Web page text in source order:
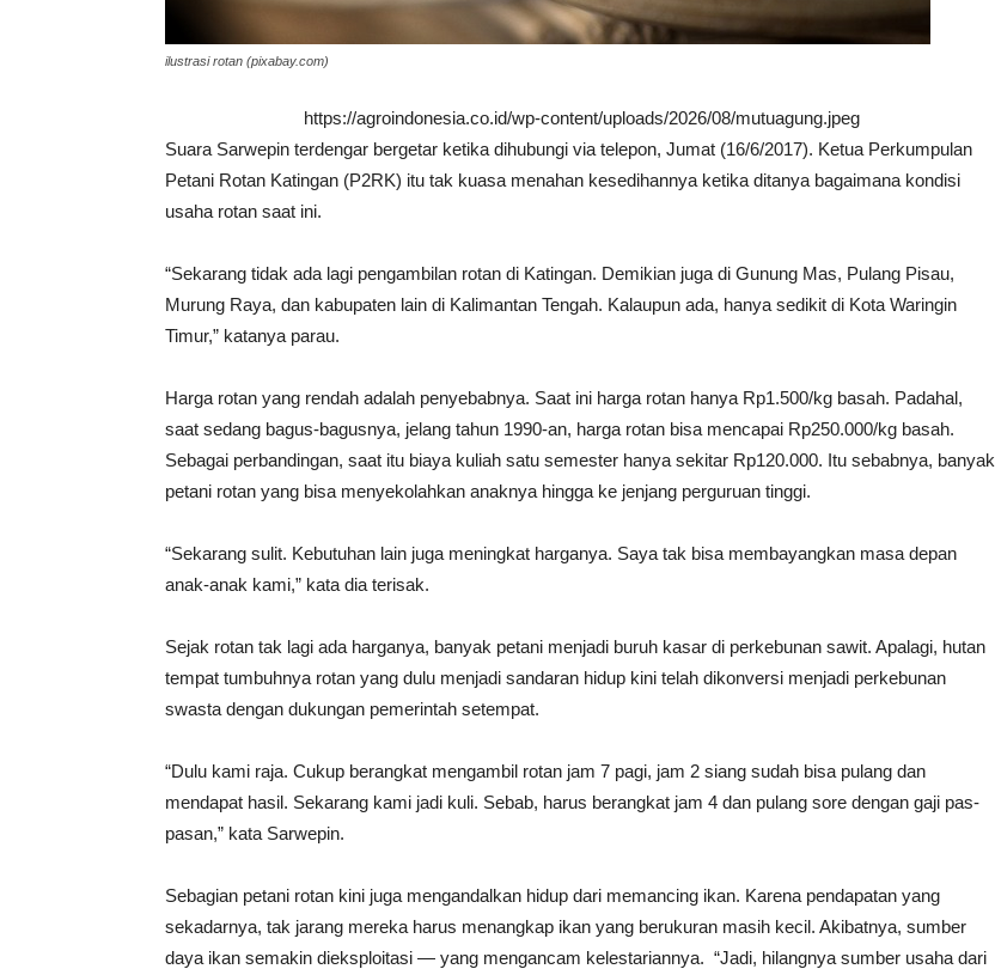
ilustrasi rotan (pixabay.com)
https://agroindonesia.co.id/wp-content/uploads/2026/08/mutuagung.jpeg
Suara Sarwepin terdengar bergetar ketika dihubungi via telepon, Jumat (16/6/2017). Ketua Perkumpulan
Petani Rotan Katingan (P2RK) itu tak kuasa menahan kesedihannya ketika ditanya bagaimana kondisi
usaha rotan saat ini.
“Sekarang tidak ada lagi pengambilan rotan di Katingan. Demikian juga di Gunung Mas, Pulang Pisau,
Murung Raya, dan kabupaten lain di Kalimantan Tengah. Kalaupun ada, hanya sedikit di Kota Waringin
Timur,” katanya parau.
Harga rotan yang rendah adalah penyebabnya. Saat ini harga rotan hanya Rp1.500/kg basah. Padahal,
saat sedang bagus-bagusnya, jelang tahun 1990-an, harga rotan bisa mencapai Rp250.000/kg basah.
Sebagai perbandingan, saat itu biaya kuliah satu semester hanya sekitar Rp120.000. Itu sebabnya, banyak
petani rotan yang bisa menyekolahkan anaknya hingga ke jenjang perguruan tinggi.
“Sekarang sulit. Kebutuhan lain juga meningkat harganya. Saya tak bisa membayangkan masa depan
anak-anak kami,” kata dia terisak.
Sejak rotan tak lagi ada harganya, banyak petani menjadi buruh kasar di perkebunan sawit. Apalagi, hutan
tempat tumbuhnya rotan yang dulu menjadi sandaran hidup kini telah dikonversi menjadi perkebunan
swasta dengan dukungan pemerintah setempat.
“Dulu kami raja. Cukup berangkat mengambil rotan jam 7 pagi, jam 2 siang sudah bisa pulang dan
mendapat hasil. Sekarang kami jadi kuli. Sebab, harus berangkat jam 4 dan pulang sore dengan gaji pas-
pasan,” kata Sarwepin.
Sebagian petani rotan kini juga mengandalkan hidup dari memancing ikan. Karena pendapatan yang
sekadarnya, tak jarang mereka harus menangkap ikan yang berukuran masih kecil. Akibatnya, sumber
daya ikan semakin dieksploitasi — yang mengancam kelestariannya. “Jadi, hilangnya sumber usaha dari